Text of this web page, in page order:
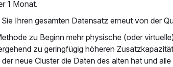
1 Monat.
Ihren gesamten Datensatz erneut von der
zu Beginn mehr physische (oder
zu geringfügig höheren
neue Cluster die Daten des alten hat und